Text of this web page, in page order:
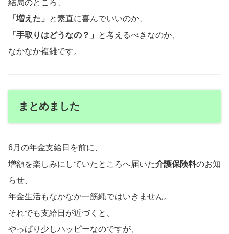
結局のところ、
「増えた」
と素直に喜んでいいのか、
「手取りはどうなの？」
と考えるべきなのか、
なかなか複雑です。
まとめました
6月の年金支給日を前に、
増額を楽しみにしていたところへ届いた介護保険料のお知
らせ、
年金生活もなかなか一筋縄ではいきません。
それでも支給日が近づくと、
やっぱり少しハッピーなのですが、